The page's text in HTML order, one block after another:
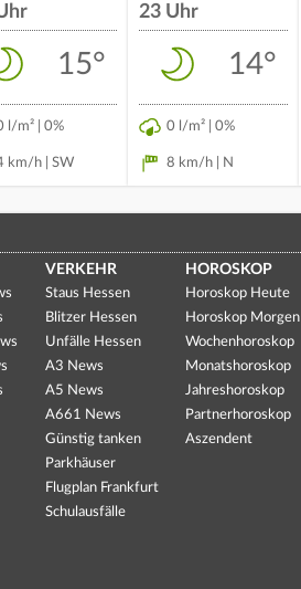
15°
l/m² | 0%
km/h | SW
23 Uhr
14°
0 l/m² | 0%
8 km/h | N
VERKEHR
Staus Hessen
Blitzer Hessen
Unfälle Hessen
A3 News
A5 News
A661 News
Günstig tanken
Parkhäuser
Flugplan Frankfurt
Schulausfälle
HOROSKOP
Horoskop Heute
Horoskop Morgen
Wochenhoroskop
Monatshoroskop
Jahreshoroskop
Partnerhoroskop
Aszendent